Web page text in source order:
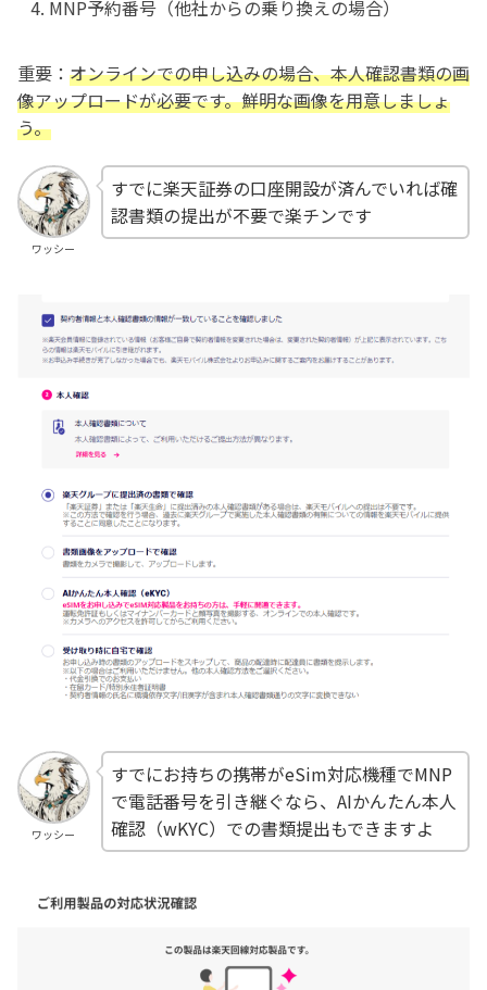
MNP予約番号（他社からの乗り換えの場合）
重要： オンラインでの申し込みの場合、本人確認書類の画
像アップロードが必要です。鮮明な画像を用意しましょ
う。
ワッシー
すでに楽天証券の口座開設が済んでいれば確
認書類の提出が不要で楽チンです
ワッシー
すでにお持ちの携帯がeSim対応機種でMNP
で電話番号を引き継ぐなら、AIかんたん本人
確認（wKYC）での書類提出もできますよ